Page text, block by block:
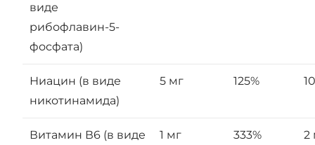
виде
рибофлавин-5-
фосфата)
Ниацин (в виде
никотинамида)
5 мг 125%
Витамин В6 (в виде
1 мг 333% 2